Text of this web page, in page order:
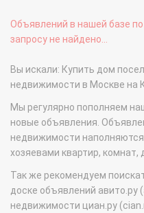
Объявлений в нашей базе
запросу не найдено...
Вы искали: Купить дом
недвижимости в Москве
Мы регулярно пополняем
новые объявления.
недвижимости
хозяевами квартир,
Так же рекомендуем
доске объявлений авито.ру
недвижимости циан.ру